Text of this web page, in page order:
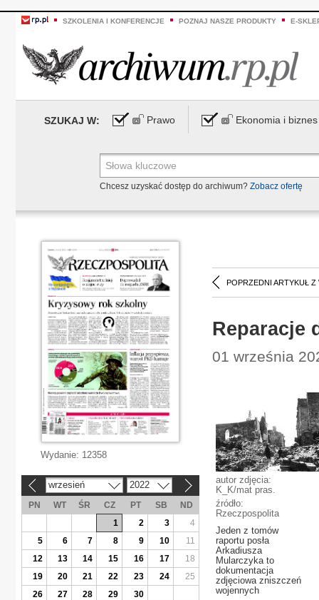
SZKOLENIA I KONFERENCJE POZNAJ NASZE PRODUKTY E-
SZUKAJ W: Prawo Ekonomia i biznes
Chcesz uzyskać dostęp do archiwum? Zobacz ofertę
POPRZEDNI ARTYKUŁ Z
Reparacje
01 września
autor zdjęcia:
K_K/mat pras.
źródło:
Rzeczpospolita
Jeden z tomów
raportu posła
Arkadiusza
Mularczyka to
dokumentacja
zdjęciowa zniszczeń
wojennych
Wydanie: 12358
wrzesień 2022
PN WT ŚR CZ PT SB
ND
1
2 3
4
5
6 7 8 9 10
11
12
13 14 15 16 17
18
19
20 21 22 23 24
25
26
27 28 29 30